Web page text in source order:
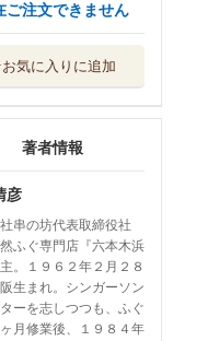
ご注文できません
気に入りに追加
著者情報
串の坊代表取締役社
ふぐ専門店『六本木浜
。１９６２年２月２８
生まれ。シンガーソン
ーを志しつつも、ふぐ
月修業後、１９８４年